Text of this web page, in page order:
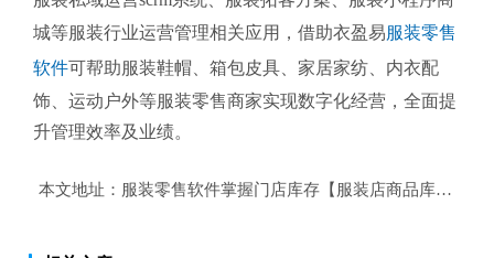
城等服装行业运营管理相关应用，借助衣盈易服装零售
软件可帮助服装鞋帽、箱包皮具、家居家纺、内衣配
饰、运动户外等服装零售商家实现数字化经营，全面提
升管理效率及业绩。
本文地址： 服装零售软件掌握门店库存【服装店商品库存管理